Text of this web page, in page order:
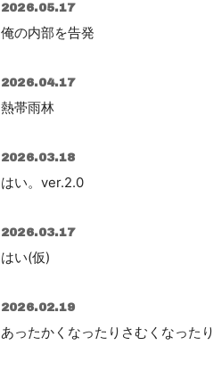
2026.05.17
俺の内部を告発
2026.04.17
熱帯雨林
2026.03.18
はい。ver.2.0
2026.03.17
はい(仮)
2026.02.19
あったかくなったりさむくなったり